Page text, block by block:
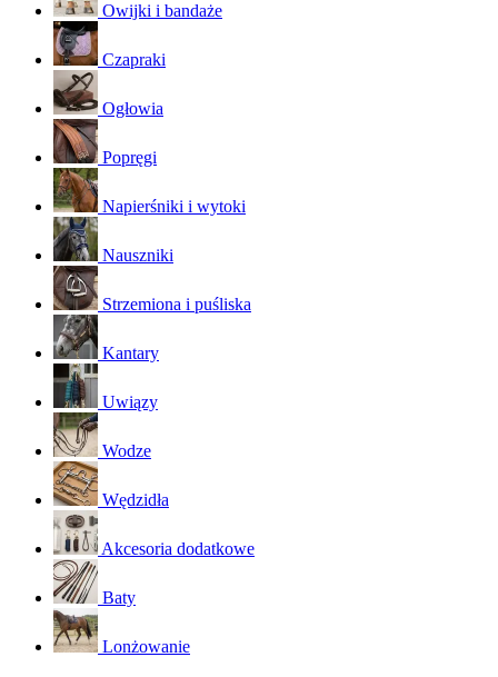
Owijki i bandaże
Czapraki
Ogłowia
Popręgi
Napierśniki i wytoki
Nauszniki
Strzemiona i puśliska
Kantary
Uwiązy
Wodze
Wędzidła
Akcesoria dodatkowe
Baty
Lonżowanie